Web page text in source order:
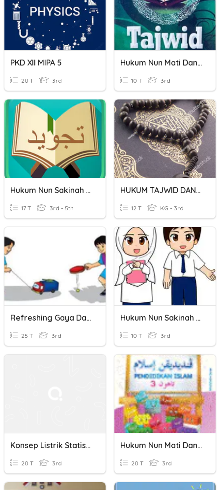
PKD XII MIPA 5
20 T 3rd
Hukum Nun Mati Dan Tanwin
10 T 3rd
Hukum Nun Sakinah Dan Tanwin
17 T 3rd - 5th
HUKUM TAJWID DAN WAQAF
12 T KG - 3rd
Refreshing Gaya Dan Pengaruh Gaya
25 T 3rd
Hukum Nun Sakinah Dan Tanwin (tajwid) Tahun 3
10 T 3rd
Konsep Listrik Statis Dan Dinamis
20 T 3rd
Hukum Nun Mati Dan Tanwin
20 T 3rd